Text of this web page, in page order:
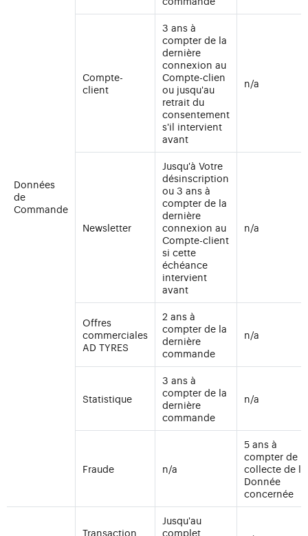
Données
de
Commande
Compte-
client
3 ans à
compter de la
dernière
connexion au
Compte-clien
ou jusqu'au
retrait du
consentement
s'il intervient
avant
n/a
Newsletter
Jusqu'à Votre
désinscription
ou 3 ans à
compter de la
dernière
connexion au
Compte-client
si cette
échéance
intervient
avant
n/a
Offres
commerciales
AD TYRES
2 ans à
compter de la
dernière
commande
n/a
Statistique
3 ans à
compter de la
dernière
commande
n/a
Fraude n/a
5 ans à
compter de la
collecte de la
Donnée
concernée
Transaction
Jusqu'au
complet